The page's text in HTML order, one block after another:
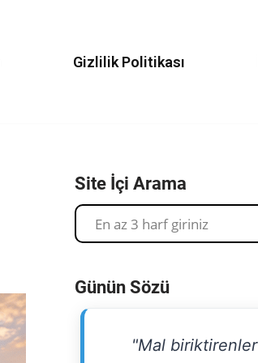
Gizlilik Politikası
Site İçi Arama
Günün Sözü
"Mal biriktirenler